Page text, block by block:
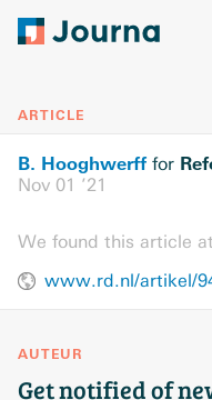
ARTICLE
B. Hooghwerff for
Nov 01 ’21
We found this article
AUTEUR
Get notified of